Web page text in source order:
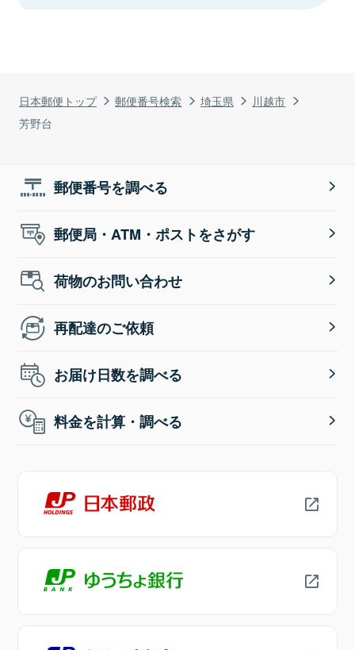
日本郵便トップ 郵便番号検索 埼玉県
川越市
芳野台
郵便番号を調べる
郵便局・ATM・ポストをさがす
荷物のお問い合わせ
再配達のご依頼
お届け日数を調べる
料金を計算・調べる